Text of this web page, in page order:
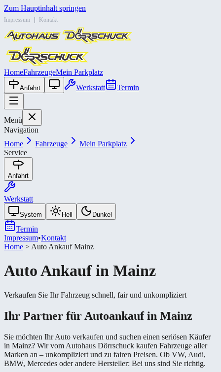
Zum Hauptinhalt springen
Impressum Kontakt
HomeFahrzeugeMein Parkplatz
Anfahrt Werkstatt Termin
Menü
Navigation
Home
Fahrzeuge
Mein Parkplatz
Service
Anfahrt
Werkstatt
System Hell Dunkel
Termin
Impressum•Kontakt
Home > Auto Ankauf Mainz
Auto Ankauf in Mainz
Verkaufen Sie Ihr Fahrzeug schnell, fair und unkompliziert
Ihr Partner für Autoankauf in Mainz
Sie möchten Ihr Auto verkaufen und suchen einen seriösen Käufer
in Mainz? Wir vom Autohaus Dörrschuck kaufen Fahrzeuge aller
Marken an – unkompliziert und zu fairen Preisen. Ob VW, Audi,
BMW, Mercedes oder andere Hersteller: Bei uns sind Sie richtig.